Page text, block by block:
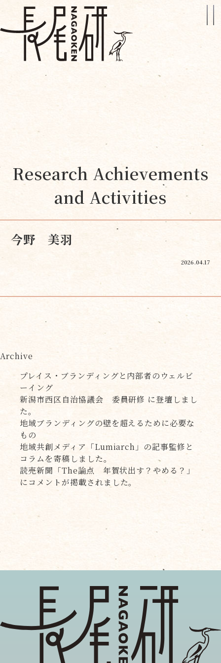
Research Achievements
and Activities
今野 美羽
2026.04.17
Archive
プレイス・ブランディングと内部者のウェルビ
ーイング
新潟市西区自治協議会 委員研修 に登壇しまし
た。
地域ブランディングの壁を超えるために必要な
もの
地域共創メディア「Lumiarch」の記事監修と
コラムを寄稿しました。
読売新聞「The論点 年賀状出す？やめる？」
にコメントが掲載されました。